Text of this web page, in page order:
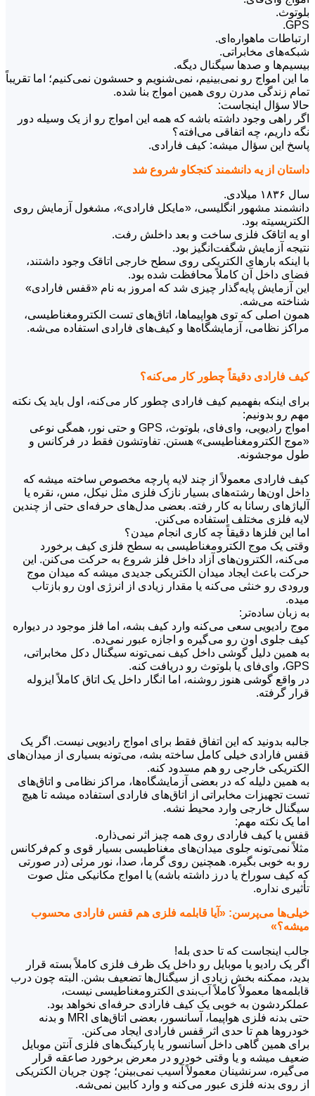
بلوتوث.
GPS.
ارتباطات ماهواره‌ای.
شبکه‌های مخابراتی.
بیسیم‌ها و صدها سیگنال دیگه.
ما این امواج رو نمی‌بینیم، نمی‌شنویم و حسشون نمی‌کنیم؛ اما تقریباً
تمام زندگی مدرن روی همین امواج بنا شده.
حالا سؤال اینجاست:
اگر راهی وجود داشته باشه که همه این امواج رو از یک وسیله دور
نگه داریم، چه اتفاقی می‌افته؟
پاسخ این سؤال میشه: کیف فارادی.
داستان از یه دانشمند کنجکاو شروع شد
سال ۱۸۳۶ میلادی.
دانشمند مشهور انگلیسی، «مایکل فارادی»، مشغول آزمایش روی
الکتریسیته بود.
او یه اتاقک فلزی ساخت و بعد داخلش رفت.
نتیجه آزمایش شگفت‌انگیز بود.
با اینکه بارهای الکتریکی روی سطح خارجی اتاقک وجود داشتند،
فضای داخل آن کاملاً محافظت شده بود.
این آزمایش پایه‌گذار چیزی شد که امروز به نام «قفس فارادی»
شناخته می‌شه.
همون اصلی که توی هواپیماها، اتاق‌های تست الکترومغناطیسی،
مراکز نظامی، آزمایشگاه‌ها و کیف‌های فارادی استفاده می‌شه.
کیف فارادی دقیقاً چطور کار می‌کنه؟
برای اینکه بفهمیم کیف فارادی چطور کار می‌کنه، اول باید یک نکته
مهم رو بدونیم:
امواج رادیویی، وای‌فای، بلوتوث، GPS و حتی نور، همگی نوعی
«موج الکترومغناطیسی» هستن. تفاوتشون فقط در فرکانس و
طول موجشونه.
کیف فارادی معمولاً از چند لایه پارچه مخصوص ساخته میشه که
داخل اون‌ها رشته‌های بسیار نازک فلزی مثل نیکل، مس، نقره یا
آلیاژهای رسانا به کار رفته. بعضی مدل‌های حرفه‌ای حتی از چندین
لایه فلزی مختلف استفاده می‌کنن.
اما این فلزها دقیقاً چه کاری انجام میدن؟
وقتی یک موج الکترومغناطیسی به سطح فلزی کیف برخورد
می‌کنه، الکترون‌های آزاد داخل فلز شروع به حرکت می‌کنن. این
حرکت باعث ایجاد میدان الکتریکی جدیدی میشه که میدان موج
ورودی رو خنثی می‌کنه یا مقدار زیادی از انرژی اون رو بازتاب
میده.
به زبان ساده‌تر:
موج رادیویی سعی می‌کنه وارد کیف بشه، اما فلز موجود در دیواره
کیف جلوی اون رو می‌گیره و اجازه عبور نمی‌ده.
به همین دلیل گوشی داخل کیف نمی‌تونه سیگنال دکل مخابراتی،
GPS، وای‌فای یا بلوتوث رو دریافت کنه.
در واقع گوشی هنوز روشنه، اما انگار داخل یک اتاق کاملاً ایزوله
قرار گرفته.
جالبه بدونید که این اتفاق فقط برای امواج رادیویی نیست. اگر یک
قفس فارادی خیلی کامل ساخته بشه، می‌تونه بسیاری از میدان‌های
الکتریکی خارجی رو هم مسدود کنه.
به همین دلیله که در بعضی آزمایشگاه‌ها، مراکز نظامی و اتاق‌های
تست تجهیزات مخابراتی از اتاق‌های فارادی استفاده میشه تا هیچ
سیگنال خارجی وارد محیط نشه.
اما یک نکته مهم:
قفس یا کیف فارادی روی همه چیز اثر نمی‌ذاره.
مثلاً نمی‌تونه جلوی میدان‌های مغناطیسی بسیار قوی و کم‌فرکانس
رو به خوبی بگیره. همچنین روی گرما، صدا، نور مرئی (در صورتی
که کیف سوراخ یا درز داشته باشه) یا امواج مکانیکی مثل صوت
تأثیری نداره.
خیلی‌ها می‌پرسن: «آیا قابلمه فلزی هم قفس فارادی محسوب
میشه؟»
جالب اینجاست که تا حدی بله!
اگر یک رادیو یا موبایل رو داخل یک ظرف فلزی کاملاً بسته قرار
بدید، ممکنه بخش زیادی از سیگنال‌ها تضعیف بشن. البته چون درب
قابلمه‌ها معمولاً کاملاً آب‌بندی الکترومغناطیسی نیست،
عملکردشون به خوبی یک کیف فارادی حرفه‌ای نخواهد بود.
حتی بدنه فلزی هواپیما، آسانسور، بعضی اتاق‌های MRI و بدنه
خودروها هم تا حدی اثر قفس فارادی ایجاد می‌کنن.
برای همین گاهی داخل آسانسور یا پارکینگ‌های فلزی آنتن موبایل
ضعیف میشه و یا وقتی خودرو در معرض برخورد صاعقه قرار
می‌گیره، سرنشینان معمولاً آسیب نمی‌بینن؛ چون جریان الکتریکی
از روی بدنه فلزی عبور می‌کنه و وارد کابین نمی‌شه.